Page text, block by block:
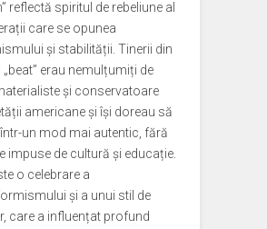
reflectă spiritul de rebeliune al
care se opunea
și stabilității. Tinerii din
erau nemulțumiți de
și conservatoare
americane și își doreau să
un mod mai autentic, fără
impuse de cultură și educație.
o celebrare a
și a unui stil de
care a influențat profund